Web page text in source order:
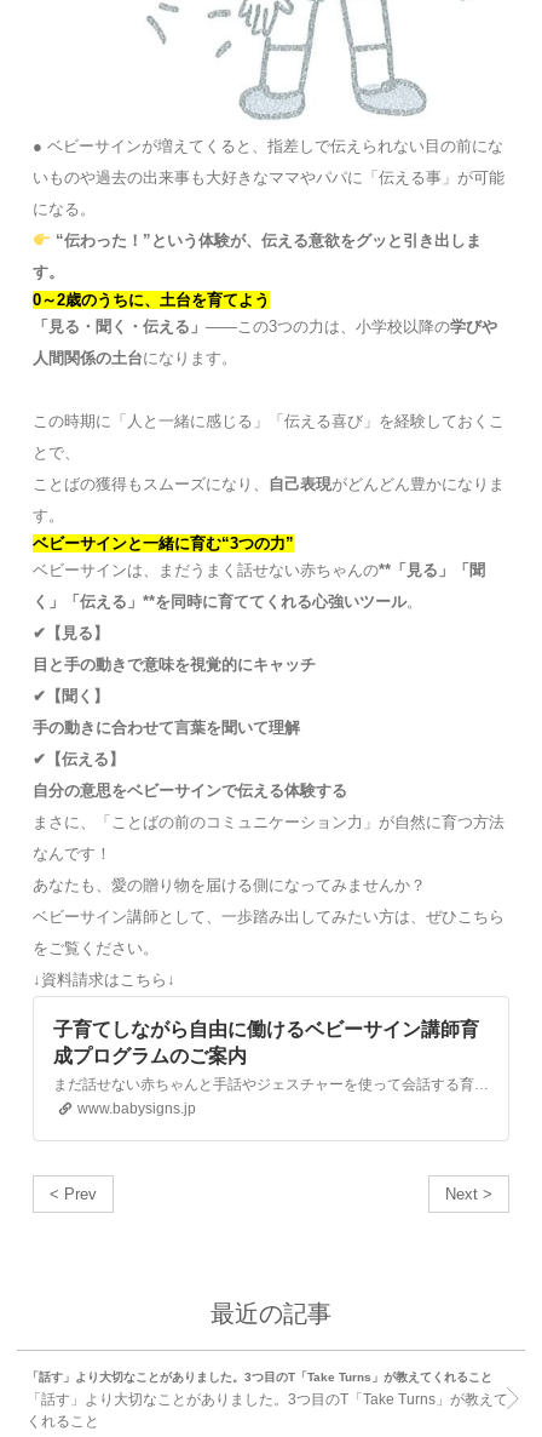
● ベビーサインが増えてくると、指差しで伝えられない目の前にな
いものや過去の出来事も大好きなママやパパに「伝える事」が可能
になる。
“伝わった！”という体験が、伝える意欲をグッと引き出しま
す。
0～2歳のうちに、土台を育てよう
「見る・聞く・伝える」 ――この3つの力は、小学校以降の学びや
人間関係の土台になります。
この時期に「人と一緒に感じる」「伝える喜び」を経験しておくこ
とで、
ことばの獲得もスムーズになり、 自己表現がどんどん豊かになりま
す。
ベビーサインと一緒に育む“3つの力”
ベビーサインは、まだうまく話せない赤ちゃんの**「見る」「聞
く」「伝える」**を同時に育ててくれる心強いツール。
✔【見る】
目と手の動きで意味を視覚的にキャッチ
✔【聞く】
手の動きに合わせて言葉を聞いて理解
✔【伝える】
自分の意思をベビーサインで伝える体験する
まさに、「ことばの前のコミュニケーション力」が自然に育つ方法
なんです！
あなたも、愛の贈り物を届ける側になってみませんか？
ベビーサイン講師として、一歩踏み出してみたい方は、ぜひこちら
をご覧ください。
↓資料請求はこちら↓
子育てしながら自由に働けるベビーサイン講師育
成プログラムのご案内
まだ話せない赤ちゃんと手話やジェスチャーを使って会話する育児法、ベビーサインを推進する日本ベビーサイン協会のサイトです。
www.babysigns.jp
< Prev Next >
最近の記事
「話す」より大切なことがありました。3つ目のT「Take Turns」が教えてくれること
「話す」より大切なことがありました。3つ目のT「Take Turns」が教えて
くれること